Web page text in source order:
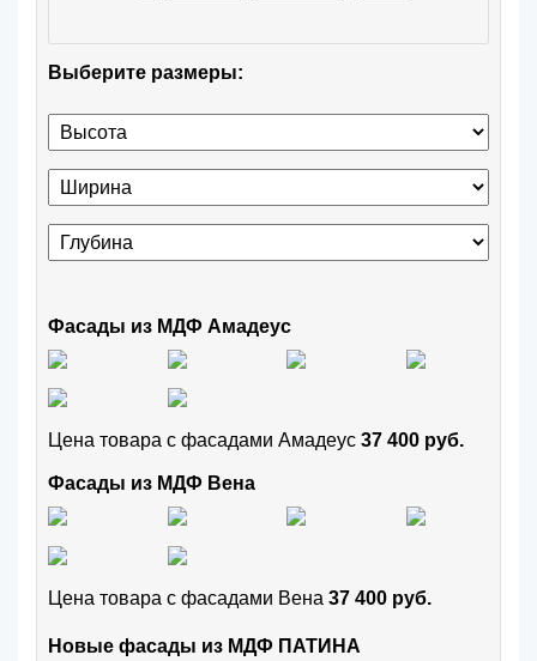
Выберите размеры:
Фасады из МДФ Амадеус
Цена товара с фасадами Амадеус 37 400 руб.
Фасады из МДФ Вена
Цена товара с фасадами Вена 37 400 руб.
Новые фасады из МДФ ПАТИНА